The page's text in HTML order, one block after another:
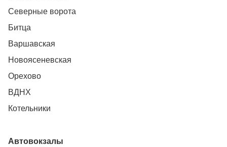
Северные ворота
Битца
Варшавская
Новоясеневская
Орехово
ВДНХ
Котельники
Автовокзалы